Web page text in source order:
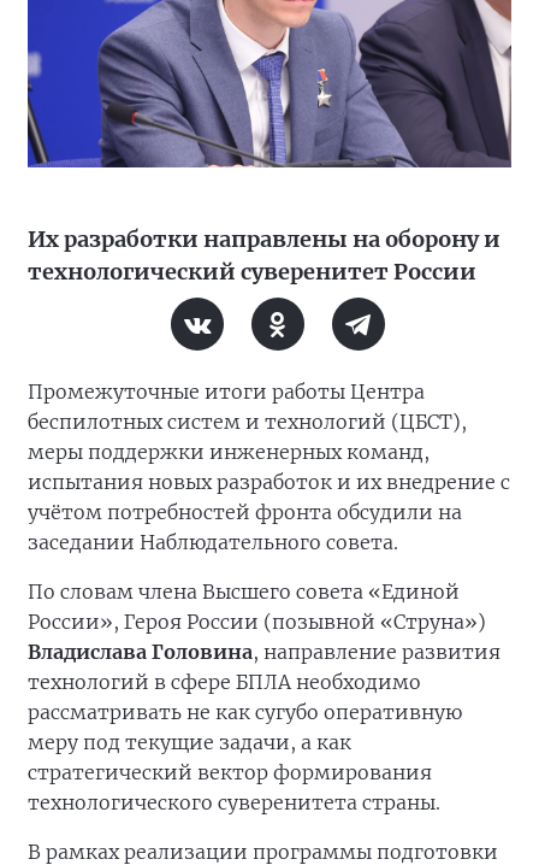
Их разработки направлены на оборону и
технологический суверенитет России
Промежуточные итоги работы Центра
беспилотных систем и технологий (ЦБСТ),
меры поддержки инженерных команд,
испытания новых разработок и их внедрение с
учётом потребностей фронта обсудили на
заседании Наблюдательного совета.
По словам члена Высшего совета «Единой
России», Героя России (позывной «Струна»)
Владислава Головина, направление развития
технологий в сфере БПЛА необходимо
рассматривать не как сугубо оперативную
меру под текущие задачи, а как
стратегический вектор формирования
технологического суверенитета страны.
В рамках реализации программы подготовки